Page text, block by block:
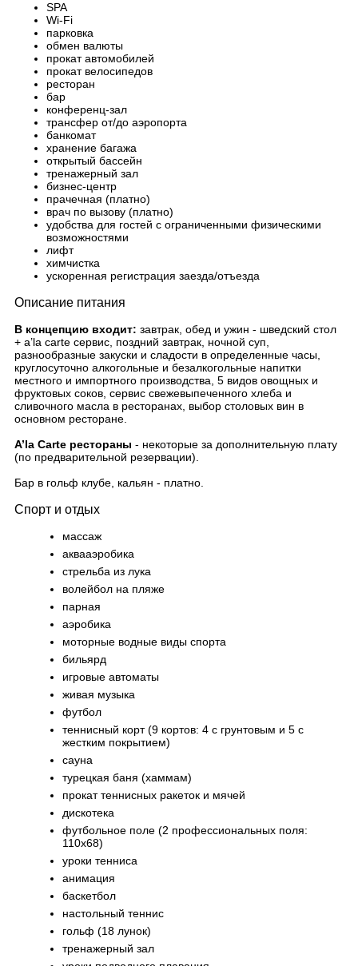
SPA
Wi-Fi
парковка
обмен валюты
прокат автомобилей
прокат велосипедов
ресторан
бар
конференц-зал
трансфер от/до аэропорта
банкомат
хранение багажа
открытый бассейн
тренажерный зал
бизнес-центр
прачечная (платно)
врач по вызову (платно)
удобства для гостей с ограниченными физическими
возможностями
лифт
химчистка
ускоренная регистрация заезда/отъезда
Описание питания
В концепцию входит: завтрак, обед и ужин - шведский стол
+ a’la carte сервис, поздний завтрак, ночной суп,
разнообразные закуски и сладости в определенные часы,
круглосуточно алкогольные и безалкогольные напитки
местного и импортного производства, 5 видов овощных и
фруктовых соков, сервис свежевыпеченного хлеба и
сливочного масла в ресторанах, выбор столовых вин в
основном ресторане.
A’la Carte рестораны - некоторые за дополнительную плату
(по предварительной резервации).
Бар в гольф клубе, кальян - платно.
Спорт и отдых
массаж
аквааэробика
стрельба из лука
волейбол на пляже
парная
аэробика
моторные водные виды спорта
бильярд
игровые автоматы
живая музыка
футбол
теннисный корт (9 кортов: 4 с грунтовым и 5 с
жестким покрытием)
сауна
турецкая баня (хаммам)
прокат теннисных ракеток и мячей
дискотека
футбольное поле (2 профессиональных поля:
110х68)
уроки тенниса
анимация
баскетбол
настольный теннис
гольф (18 лунок)
тренажерный зал